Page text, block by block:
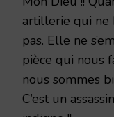
artillerie qui ne
pas. Elle ne
pièce qui nous
nous sommes
C’est un